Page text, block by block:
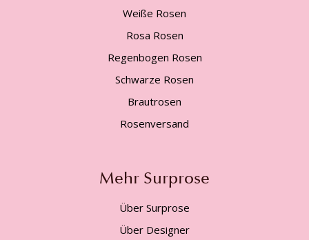
Weiße Rosen
Rosa Rosen
Regenbogen Rosen
Schwarze Rosen
Brautrosen
Rosenversand
Mehr Surprose
Über Surprose
Über Designer